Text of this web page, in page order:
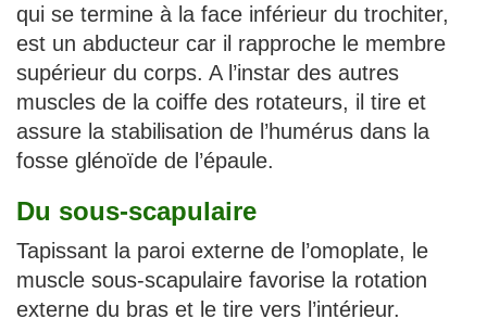
qui se termine à la face inférieur du trochiter,
est un abducteur car il rapproche le membre
supérieur du corps. A l’instar des autres
muscles de la coiffe des rotateurs, il tire et
assure la stabilisation de l’humérus dans la
fosse glénoïde de l’épaule.
Du sous-scapulaire
Tapissant la paroi externe de l’omoplate, le
muscle sous-scapulaire favorise la rotation
externe du bras et le tire vers l’intérieur.